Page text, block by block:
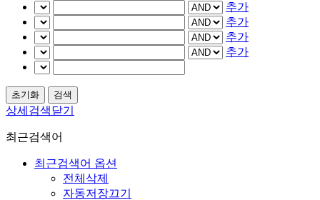
추가
추가
추가
추가
상세검색닫기
최근검색어
최근검색어 옵션
전체삭제
자동저장끄기